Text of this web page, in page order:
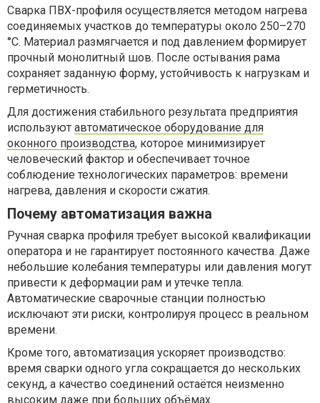
Сварка ПВХ-профиля осуществляется методом нагрева
соединяемых участков до температуры около 250–270
°C. Материал размягчается и под давлением формирует
прочный монолитный шов. После остывания рама
сохраняет заданную форму, устойчивость к нагрузкам и
герметичность.
Для достижения стабильного результата предприятия
используют автоматическое оборудование для
оконного производства, которое минимизирует
человеческий фактор и обеспечивает точное
соблюдение технологических параметров: времени
нагрева, давления и скорости сжатия.
Почему автоматизация важна
Ручная сварка профиля требует высокой квалификации
оператора и не гарантирует постоянного качества. Даже
небольшие колебания температуры или давления могут
привести к деформации рам и утечке тепла.
Автоматические сварочные станции полностью
исключают эти риски, контролируя процесс в реальном
времени.
Кроме того, автоматизация ускоряет производство:
время сварки одного угла сокращается до нескольких
секунд, а качество соединений остаётся неизменно
высоким даже при больших объёмах.